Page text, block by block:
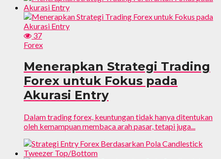
37
Forex
Menerapkan Strategi Trading
Forex untuk Fokus pada
Akurasi Entry
Dalam trading forex, keuntungan tidak hanya ditentukan
oleh kemampuan membaca arah pasar, tetapi juga...